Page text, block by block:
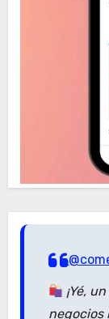
¡Yé,
negocios